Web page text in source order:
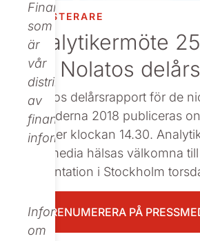
Finance,
som
är
vår
distributör
av
finansiell
information.
Informationen
om
INVESTERARE
Analytikermöte
om Nolatos
Nolatos delårsrapport för de
månaderna 2018 publiceras
oktober klockan 14.30.
och media hälsas välkomna
presentation i Stockholm
PRENUMERERA PÅ